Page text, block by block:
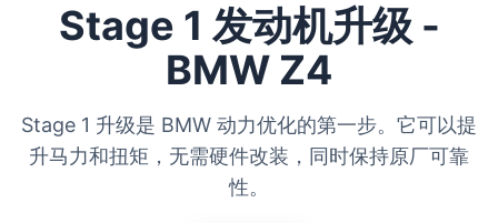
Stage 1 发动机升级 -
BMW Z4
Stage 1 升级是 BMW 动力优化的第一步。它可以提
升马力和扭矩，无需硬件改装，同时保持原厂可靠
性。